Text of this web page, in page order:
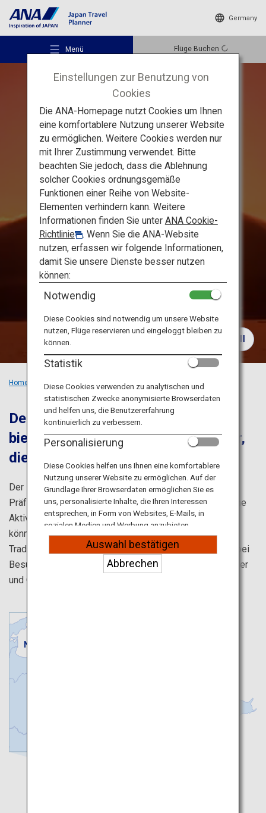
Germany
Menü Flüge Buchen
Empfohlene Orte
Reiseideen
Reiseziele
Reiseinformationen
Sommerspaß in Yamanashi und Nagano
Der Fuji und die
Japanischen Alpen:
Abenteuer in der
freien Naturund
fantastische kulturelle
Erlebnisse
Home Empfohlene Orte Sommerspaß in Yamanashi und Nagano
Der Fuji und die Japanischen Alpen
bieten im Sommer eine üppige Natur,
die Ihren Geist erfrischt.
Der Fuji und die Japanischen Alpen befinden sich in den
Präfekturen Yamanashi und Nagano, wo Sie verschiedene
Aktivitäten inmitten der majestätischen Natur genießen
können. Erleben Sie den Inbegriff von japanischen
Traditionen und Kultur, bei Aufenthalten in Tempeln und bei
Besuchen von Schreinen, die zur Regeneration von Körper
und Geist beitragen.
Nagano
Einstellungen zur Benutzung von
Cookies
Die ANA-Homepage nutzt Cookies um Ihnen
eine komfortablere Nutzung unserer Website
zu ermöglichen. Weitere Cookies werden nur
mit Ihrer Zustimmung verwendet. Bitte
beachten Sie jedoch, dass die Ablehnung
solcher Cookies ordnungsgemäße
Funktionen einer Reihe von Website-
Elementen verhindern kann. Weitere
Informationen finden Sie unter ANA Cookie-
Richtlinie
. Wenn Sie die ANA-Website
nutzen, erfassen wir folgende Informationen,
damit Sie unsere Dienste besser nutzen
können:
Notwendig
Diese Cookies sind notwendig um unsere Website
nutzen, Flüge reservieren und eingeloggt bleiben zu
können.
Statistik
Diese Cookies verwenden zu analytischen und
statistischen Zwecke anonymisierte Browserdaten
und helfen uns, die Benutzererfahrung
kontinuierlich zu verbessern.
Personalisierung
Diese Cookies helfen uns Ihnen eine komfortablere
Nutzung unserer Website zu ermöglichen. Auf der
Grundlage Ihrer Browserdaten ermöglichen Sie es
uns, personalisierte Inhalte, die Ihren Interessen
entsprechen, in Form von Websites, E-Mails, in
sozialen Medien und Werbung anzubieten.
Auswahl bestätigen
Abbrechen